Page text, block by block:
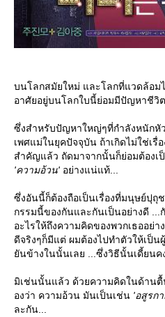
บนโลกสมัยใหม่ และโลกที่แวดล้อม
อาศัยอยู่บนโลกใบนี้ย่อมมีปัญหาชีวิ
ซึ่งสำหรับปัญหาใหญ่ๆที่กำลังหนักหั
เพศแม่ในยุคปัจจุบัน ถ้าเกิดไม่ใช่เรื่
สำคัญแล้ว ถัดมาจากนั้นก็ย่อมต้องเป็
'ความอ้วน' อย่างแน่แท้...
ซึ่งอันนี้ก็ต้องถือเป็นเรื่องที่มนุษย์ปุถุ
กรรมนี้ของกันและกันเป็นอย่างดี ...
อะไรให้ถึงความคิดของพวกเธออย่
ดีจริงๆก็มีแต่ ผมต้องไปทำตัวให้เป็
นข้างในนั้นเลย ...ซึ่งวิธีนั้นเดี้ยนค
มิเช่นนั้นแล้ว ด้วยความคิดในด้านตื้
องว่า ความอ้วน มันเป็นเช่น 'อสูรก
ละกัน...